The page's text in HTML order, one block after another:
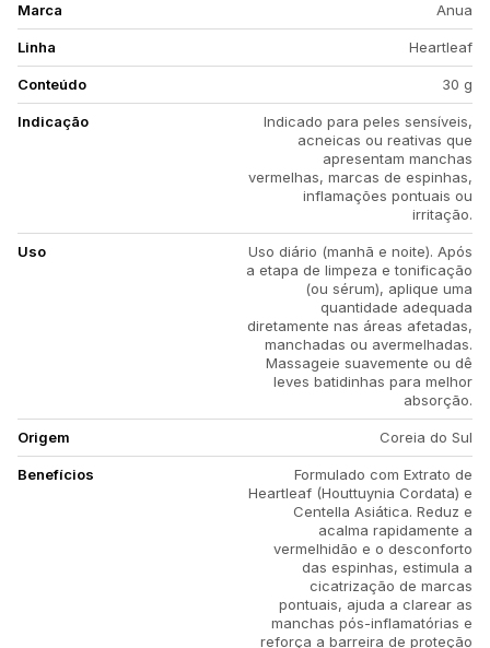
Marca Anua
Linha Heartleaf
Conteúdo 30 g
Indicação
Indicado para peles sensíveis,
acneicas ou reativas que
apresentam manchas
vermelhas, marcas de espinhas,
inflamações pontuais ou
irritação.
Uso
Uso diário (manhã e noite). Após
a etapa de limpeza e tonificação
(ou sérum), aplique uma
quantidade adequada
diretamente nas áreas afetadas,
manchadas ou avermelhadas.
Massageie suavemente ou dê
leves batidinhas para melhor
absorção.
Origem Coreia do Sul
Benefícios
Formulado com Extrato de
Heartleaf (Houttuynia Cordata) e
Centella Asiática. Reduz e
acalma rapidamente a
vermelhidão e o desconforto
das espinhas, estimula a
cicatrização de marcas
pontuais, ajuda a clarear as
manchas pós-inflamatórias e
reforça a barreira de proteção